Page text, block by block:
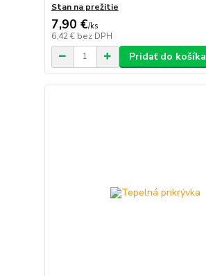
Stan na prežitie
7,90 €/ks
6,42 € bez DPH
Pridať do košíka